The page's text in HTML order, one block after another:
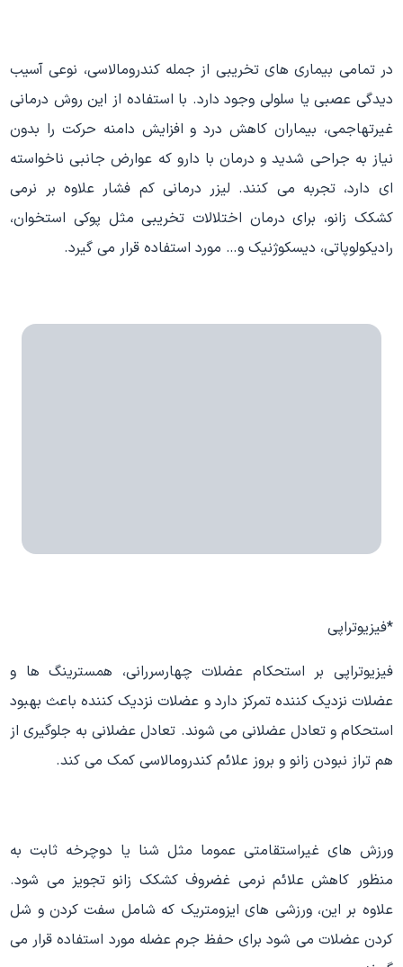
در تمامی بیماری های تخریبی از جمله کندرومالاسی، نوعی آسیب
دیدگی عصبی یا سلولی وجود دارد. با استفاده از این روش درمانی
غیرتهاجمی، بیماران کاهش درد و افزایش دامنه حرکت را بدون
نیاز به جراحی شدید و درمان با دارو که عوارض جانبی ناخواسته
ای دارد، تجربه می کنند. لیزر درمانی کم فشار علاوه بر نرمی
کشکک زانو، برای درمان اختلالات تخریبی مثل پوکی استخوان،
رادیکولوپاتی، دیسکوژنیک و… مورد استفاده قرار می گیرد.
*فیزیوتراپی
فیزیوتراپی بر استحکام عضلات چهارسررانی، همسترینگ ها و
عضلات نزدیک کننده تمرکز دارد و عضلات نزدیک کننده باعث بهبود
استحکام و تعادل عضلانی می شوند. تعادل عضلانی به جلوگیری از
هم تراز نبودن زانو و بروز علائم کندرومالاسی کمک می کند.
ورزش های غیراستقامتی عموما مثل شنا یا دوچرخه ثابت به
منظور کاهش علائم نرمی غضروف کشکک زانو تجویز می شود.
علاوه بر این، ورزشی های ایزومتریک که شامل سفت کردن و شل
کردن عضلات می شود برای حفظ جرم عضله مورد استفاده قرار می